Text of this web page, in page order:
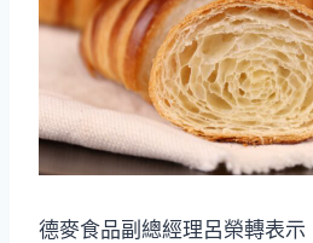
德麥食品副總經理呂榮轉表